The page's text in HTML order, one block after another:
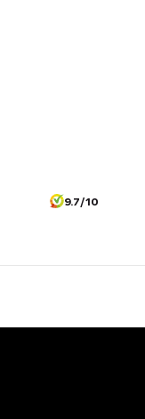
9.7/10